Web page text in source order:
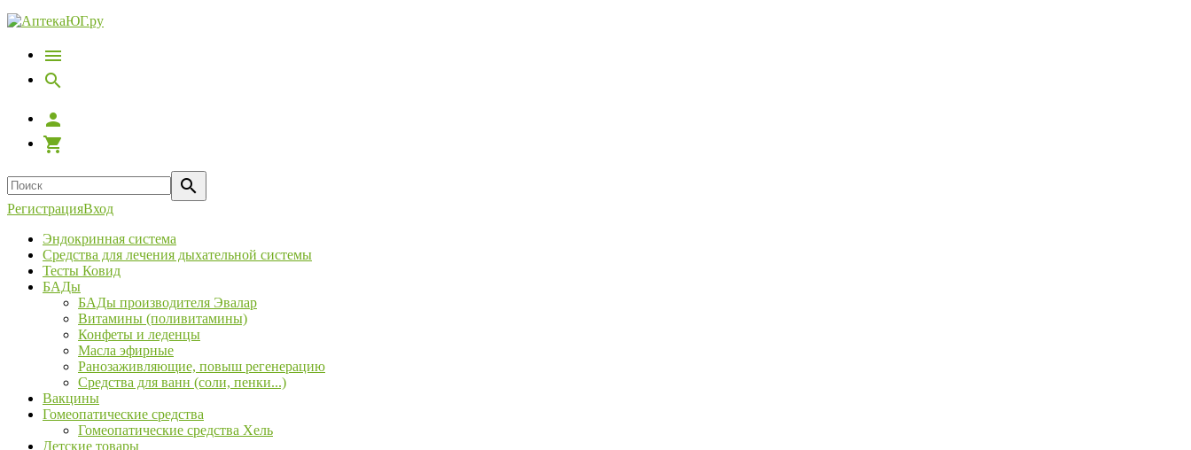
РегистрацияВход
Эндокринная система
Средства для лечения дыхательной системы
Тесты Ковид
БАДы
БАДы производителя Эвалар
Витамины (поливитамины)
Конфеты и леденцы
Масла эфирные
Ранозаживляющие, повыш регенерацию
Средства для ванн (соли, пенки...)
Вакцины
Гомеопатические средства
Гомеопатические средства Хель
Детские товары